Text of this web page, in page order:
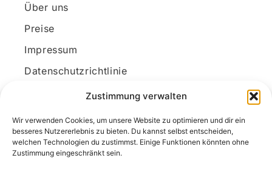
Zustimmung verwalten
Wir verwenden Cookies, um unsere Website zu optimieren und dir ein
besseres Nutzererlebnis zu bieten. Du kannst selbst entscheiden,
welchen Technologien du zustimmst. Einige Funktionen könnten ohne
Zustimmung eingeschränkt sein.
Über uns
Preise
Impressum
Datenschutzrichtlinie
Kundenkonto
Unsere Kontaktdaten
E-Mail: kontakt@docanonym.com